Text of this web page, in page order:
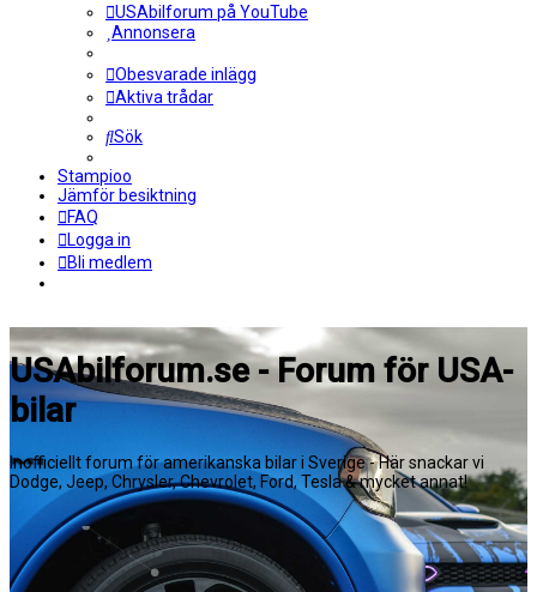
USAbilforum på YouTube
Annonsera
Obesvarade inlägg
Aktiva trådar
Sök
Stampioo
Jämför besiktning
FAQ
Logga in
Bli medlem
USAbilforum.se - Forum för USA-
bilar
Inofficiellt forum för amerikanska bilar i Sverige - Här snackar vi
Dodge, Jeep, Chrysler, Chevrolet, Ford, Tesla & mycket annat!